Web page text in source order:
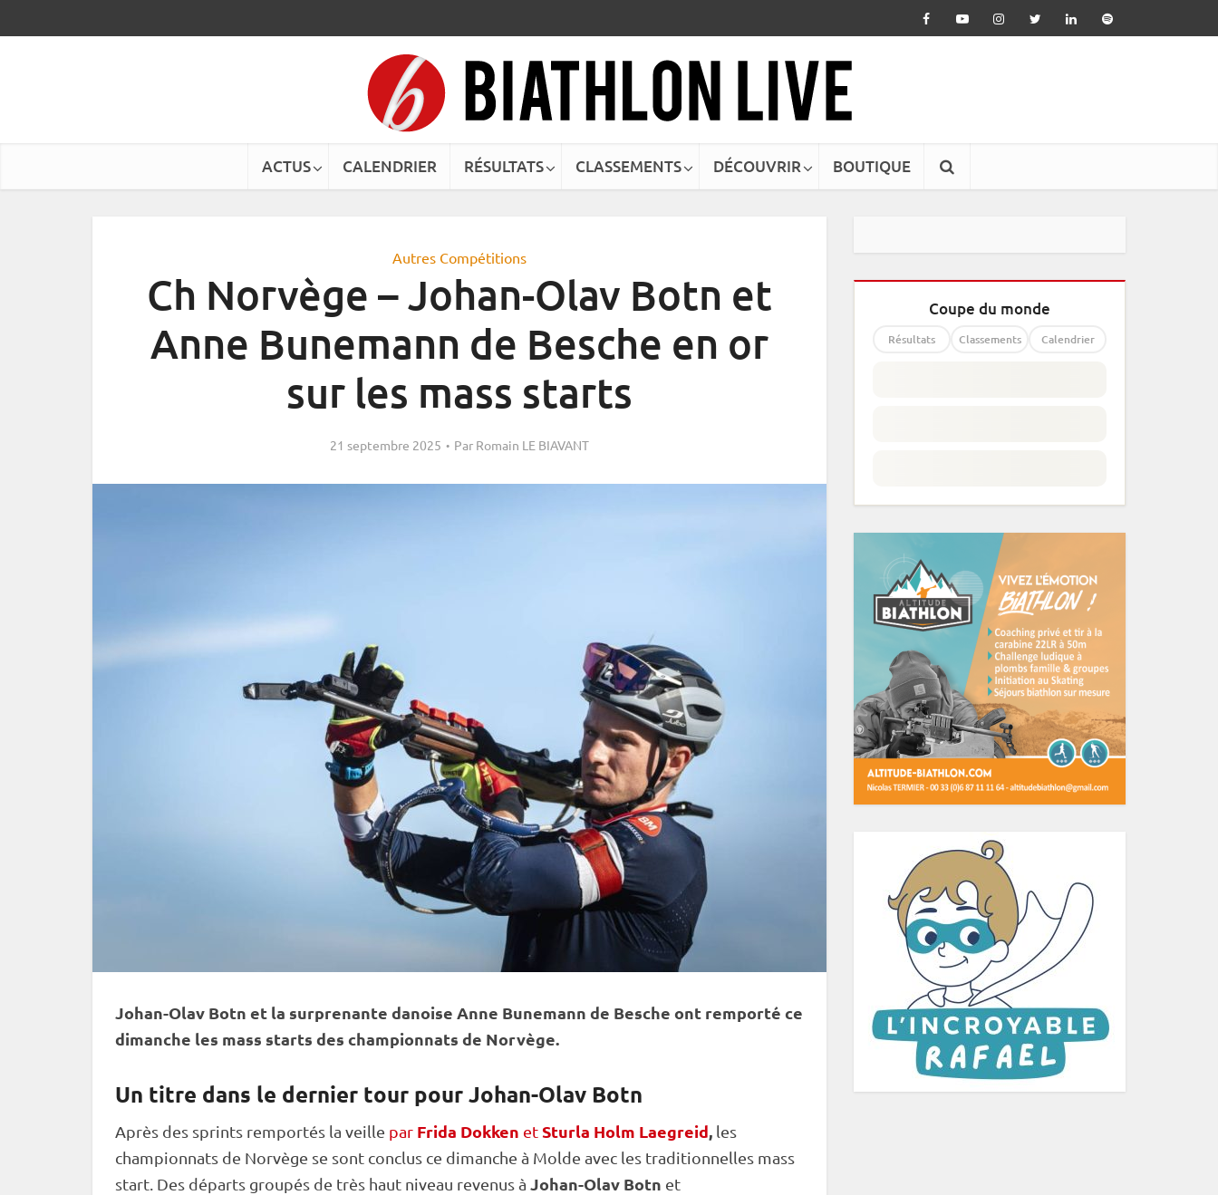
ACTUS CALENDRIER RÉSULTATS CLASSEMENTS DÉCOUVRIR BOUTIQUE
Autres Compétitions
Ch Norvège – Johan-Olav Botn et
Anne Bunemann de Besche en or
sur les mass starts
21 septembre 2025 Par Romain LE BIAVANT
Johan-Olav Botn et la surprenante danoise Anne Bunemann de Besche ont remporté ce
dimanche les mass starts des championnats de Norvège.
Un titre dans le dernier tour pour Johan-Olav Botn
Après des sprints remportés la veille par Frida Dokken etSturla Holm Laegreid, les
championnats de Norvège se sont conclus ce dimanche à Molde avec les traditionnelles mass
start . Des départs groupés de très haut niveau revenus à Johan-Olav Botn et
Coupe du monde
Résultats Classements Calendrier